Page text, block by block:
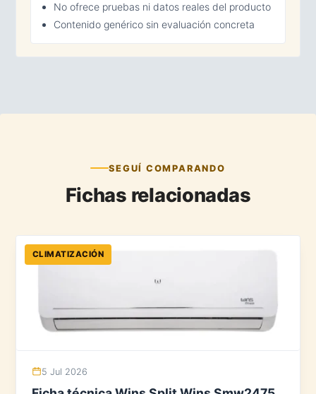
No ofrece pruebas ni datos reales del producto
Contenido genérico sin evaluación concreta
SEGUÍ COMPARANDO
Fichas relacionadas
CLIMATIZACIÓN
5 Jul 2026